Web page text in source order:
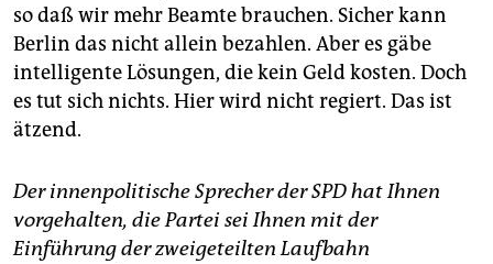
so daß wir mehr Beamte brauchen. Sicher kann
Berlin das nicht allein bezahlen. Aber es gäbe
intelligente Lösungen, die kein Geld kosten. Doch
es tut sich nichts. Hier wird nicht regiert. Das ist
ätzend.
Der innenpolitische Sprecher der SPD hat Ihnen
vorgehalten, die Partei sei Ihnen mit der
Einführung der zweigeteilten Laufbahn